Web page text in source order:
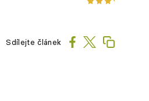
Sdílejte článek